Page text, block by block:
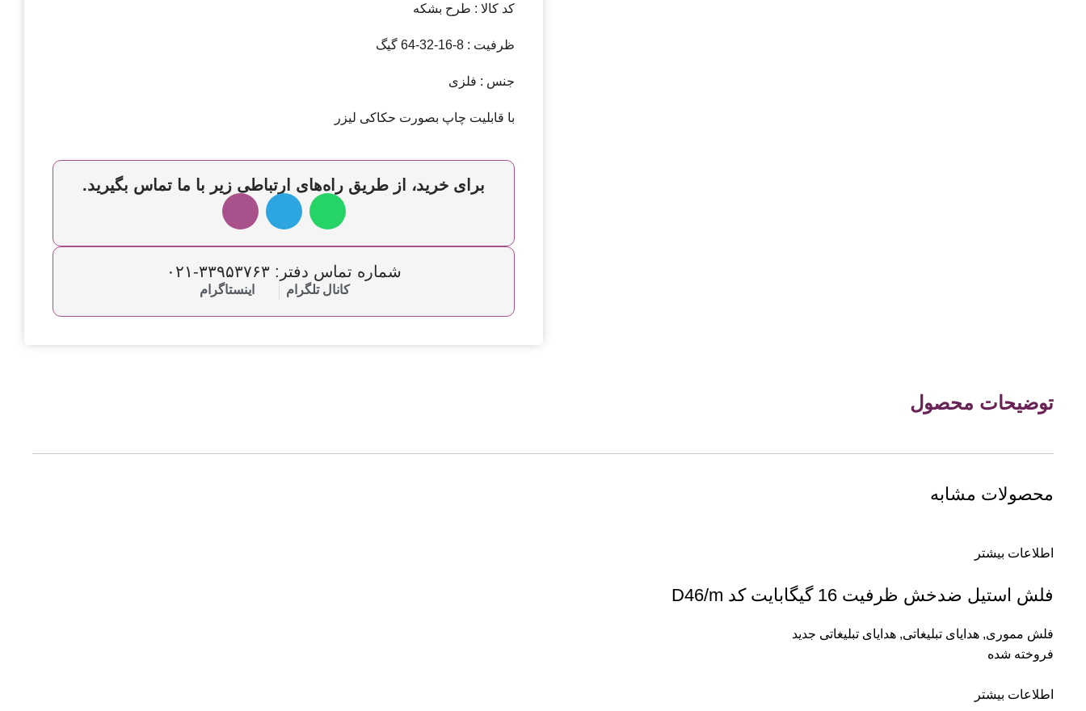
کد کالا : طرح بشکه
ظرفیت : 8-16-32-64 گیگ
جنس : فلزی
با قابلیت چاپ بصورت حکاکی لیزر
برای خرید، از طریق راه‌های ارتباطی زیر با ما تماس بگیرید.
شماره تماس دفتر: ۳۳۹۵۳۷۶۳-۰۲۱
کانال تلگرام اینستاگرام
توضیحات محصول
محصولات مشابه
اطلاعات بیشتر
فلش استیل ضدخش ظرفیت 16 گیگابایت کد D46/m
فلش مموری, هدایای تبلیغاتی, هدایای تبلیغاتی جدید
فروخته شده
اطلاعات بیشتر